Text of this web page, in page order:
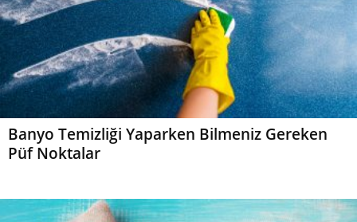
Banyo Temizliği Yaparken Bilmeniz Gereken
Püf Noktalar